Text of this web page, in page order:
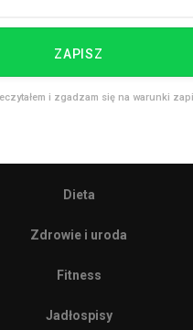
ZAPISZ
i zgadzam się na warunki
Dieta
Zdrowie i uroda
Fitness
Jadłospisy